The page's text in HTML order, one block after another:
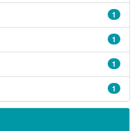
1
1
1
1